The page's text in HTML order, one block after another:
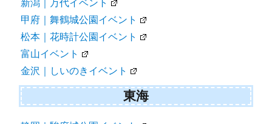
新潟｜万代イベント
甲府｜舞鶴城公園イベント
松本｜花時計公園イベント
富山イベント
金沢｜しいのきイベント
東海